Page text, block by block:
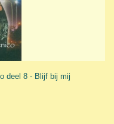
deel 8 - Blijf bij mij